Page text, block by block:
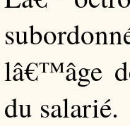
lâ€™âge
du salarié.